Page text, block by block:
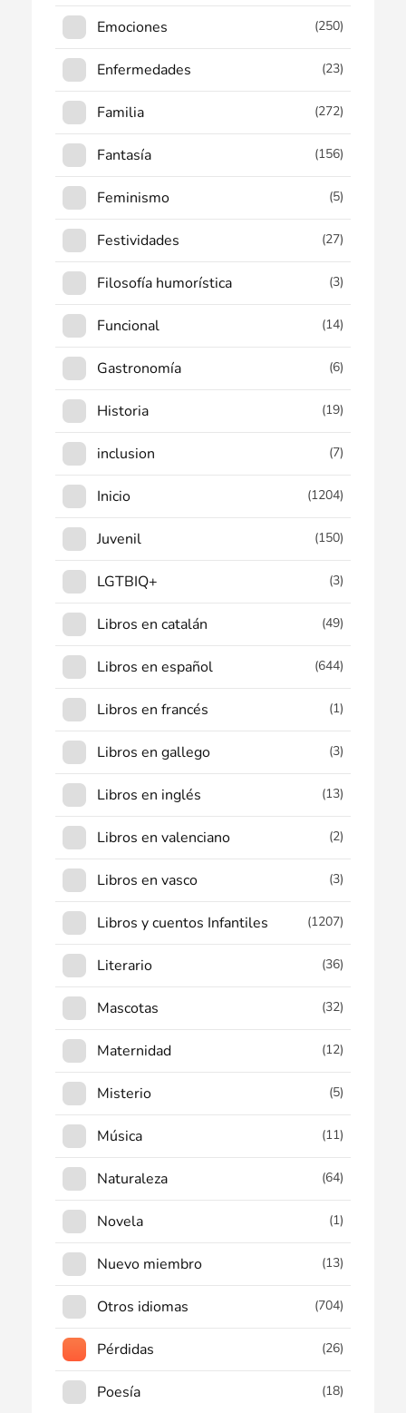
Emociones (250)
Enfermedades (23)
Familia (272)
Fantasía (156)
Feminismo (5)
Festividades (27)
Filosofía humorística (3)
Funcional (14)
Gastronomía (6)
Historia (19)
inclusion (7)
Inicio (1204)
Juvenil (150)
LGTBIQ+ (3)
Libros en catalán (49)
Libros en español (644)
Libros en francés (1)
Libros en gallego (3)
Libros en inglés (13)
Libros en valenciano (2)
Libros en vasco (3)
Libros y cuentos Infantiles (1207)
Literario (36)
Mascotas (32)
Maternidad (12)
Misterio (5)
Música (11)
Naturaleza (64)
Novela (1)
Nuevo miembro (13)
Otros idiomas (704)
Pérdidas (26)
Poesía (18)